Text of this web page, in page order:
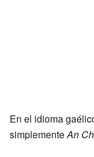
En el idioma
simplementeAn